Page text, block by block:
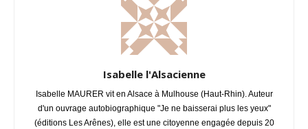
Isabelle l'Alsacienne
Isabelle MAURER vit en Alsace à Mulhouse (Haut-Rhin). Auteur
d'un ouvrage autobiographique "Je ne baisserai plus les yeux"
(éditions Les Arênes), elle est une citoyenne engagée depuis 20